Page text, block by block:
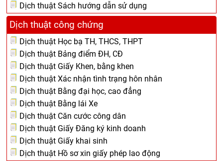
Dịch thuật Sách hướng dẫn sử dụng
Dịch thuật công chứng
Dịch thuật Học bạ TH, THCS, THPT
Dịch thuật Bảng điểm ĐH, CĐ
Dịch thuật Giấy Khen, bằng khen
Dịch thuật Xác nhận tình trạng hôn nhân
Dịch thuật Bằng đại học, cao đẳng
Dịch thuật Bằng lái Xe
Dịch thuật Căn cước công dân
Dịch thuật Giấy Đăng ký kinh doanh
Dịch thuật Giấy khai sinh
Dịch thuật Hồ sơ xin giấy phép lao động